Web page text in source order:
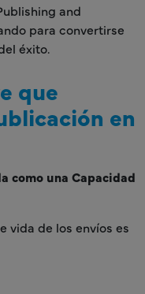
and
para convertirse
éxito.
que
en
como una Capacidad
vida de los envíos es